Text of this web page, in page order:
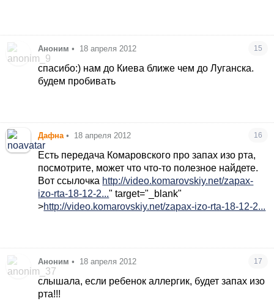
Аноним • 18 апреля 2012 15
спасибо:) нам до Киева ближе чем до Луганска.
будем пробивать
Дафна • 18 апреля 2012 16
Есть передача Комаровского про запах изо рта,
посмотрите, может что что-то полезное найдете.
Вот ссылочка http://video.komarovskiy.net/zapax-
izo-rta-18-12-2..." target="_blank"
>http://video.komarovskiy.net/zapax-izo-rta-18-12-2...
Аноним • 18 апреля 2012 17
слышала, если ребенок аллергик, будет запах изо
рта!!!